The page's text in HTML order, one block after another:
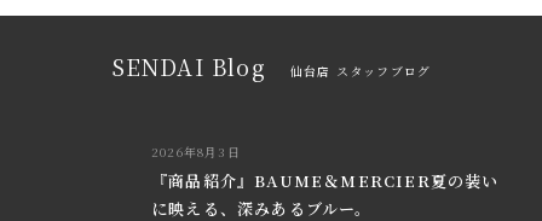
SENDAI Blog 仙台店 スタッフブログ
2026年8月3日
『商品紹介』BAUME＆MERCIER夏の装い
に映える、深みあるブルー。